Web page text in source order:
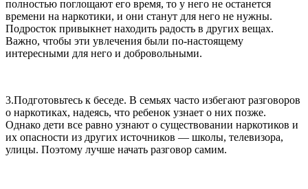
полностью поглощают его время, то у него не останется
времени на наркотики, и они станут для него не нужны.
Подросток привыкнет находить радость в других вещах.
Важно, чтобы эти увлечения были по-настоящему
интересными для него и добровольными.
3.Подготовьтесь к беседе. В семьях часто избегают разговоров
о наркотиках, надеясь, что ребенок узнает о них позже.
Однако дети все равно узнают о существовании наркотиков и
их опасности из других источников — школы, телевизора,
улицы. Поэтому лучше начать разговор самим.